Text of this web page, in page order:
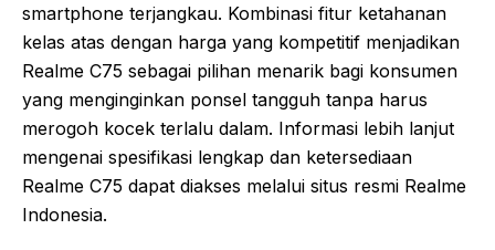
smartphone terjangkau. Kombinasi fitur ketahanan
kelas atas dengan harga yang kompetitif menjadikan
Realme C75 sebagai pilihan menarik bagi konsumen
yang menginginkan ponsel tangguh tanpa harus
merogoh kocek terlalu dalam. Informasi lebih lanjut
mengenai spesifikasi lengkap dan ketersediaan
Realme C75 dapat diakses melalui situs resmi Realme
Indonesia.